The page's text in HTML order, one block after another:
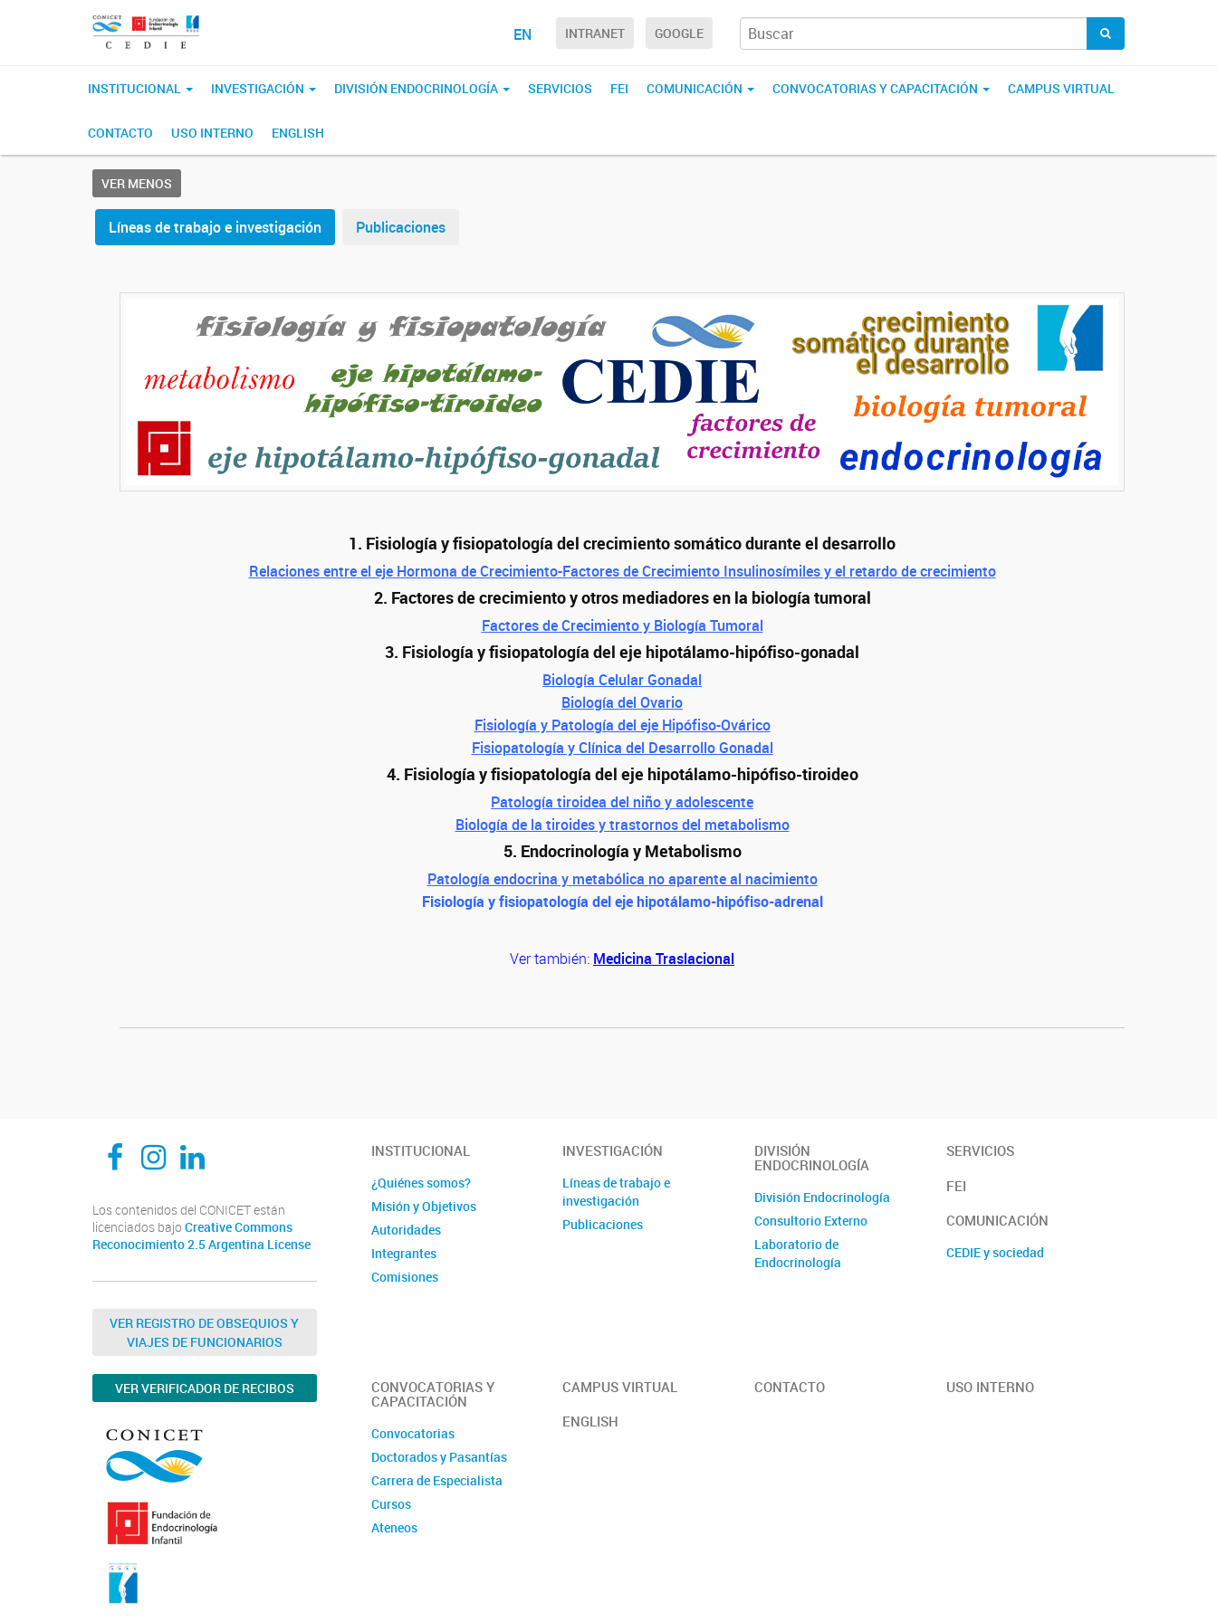
EN INTRANET GOOGLE
INSTITUCIONAL INVESTIGACIÓN DIVISIÓN ENDOCRINOLOGÍA SERVICIOS FEI COMUNICACIÓN CONVOCATORIAS Y CAPACITACIÓN CAMPUS VIRTUAL
CONTACTO USO INTERNO ENGLISH
VER MENOS
Líneas de trabajo e investigación Publicaciones
1. Fisiología y fisiopatología del crecimiento somático durante el desarrollo
Relaciones entre el eje Hormona de Crecimiento-Factores de Crecimiento Insulinosímiles y el retardo de crecimiento
2. Factores de crecimiento y otros mediadores en la biología tumoral
Factores de Crecimiento y Biología Tumoral
3. Fisiología y fisiopatología del eje hipotálamo-hipófiso-gonadal
Biología Celular Gonadal
Biología del Ovario
Fisiología y Patología del eje Hipófiso-Ovárico
Fisiopatología y Clínica del Desarrollo Gonadal
4. Fisiología y fisiopatología del eje hipotálamo-hipófiso-tiroideo
Patología tiroidea del niño y adolescente
Biología de la tiroides y trastornos del metabolismo
5. Endocrinología y Metabolismo
Patología endocrina y metabólica no aparente al nacimiento
Fisiología y fisiopatología del eje hipotálamo-hipófiso-adrenal
Ver también: Medicina Traslacional
CEDIE, Centro de Investigaciones Endocrinológicas Dr. César Bergadá
CEDIE, Centro de Investigaciones Endocrinológicas Dr. César Bergadá
CEDIE, Centro de Investigaciones Endocrinológicas Dr. César Bergadá
Los contenidos del CONICET están
licenciados bajo Creative Commons
Reconocimiento 2.5 Argentina License
VER REGISTRO DE OBSEQUIOS Y
VIAJES DE FUNCIONARIOS
VER VERIFICADOR DE RECIBOS
INSTITUCIONAL
¿Quiénes somos?
Misión y Objetivos
Autoridades
Integrantes
Comisiones
INVESTIGACIÓN
Líneas de trabajo e
investigación
Publicaciones
DIVISIÓN
ENDOCRINOLOGÍA
División Endocrinología
Consultorio Externo
Laboratorio de
Endocrinología
SERVICIOS
FEI
COMUNICACIÓN
CEDIE y sociedad
CONVOCATORIAS Y
CAPACITACIÓN
Convocatorias
Doctorados y Pasantías
Carrera de Especialista
Cursos
Ateneos
CAMPUS VIRTUAL CONTACTO
USO INTERNO
ENGLISH